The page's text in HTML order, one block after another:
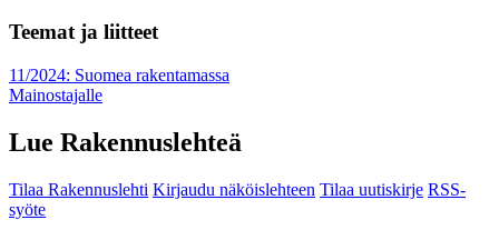
Teemat ja liitteet
11/2024: Suomea rakentamassa
Mainostajalle
Lue Rakennuslehteä
Tilaa Rakennuslehti Kirjaudu näköislehteen Tilaa uutiskirje RSS-
syöte